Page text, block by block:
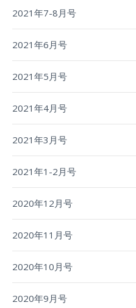
2021年7-8月号
2021年6月号
2021年5月号
2021年4月号
2021年3月号
2021年1-2月号
2020年12月号
2020年11月号
2020年10月号
2020年9月号